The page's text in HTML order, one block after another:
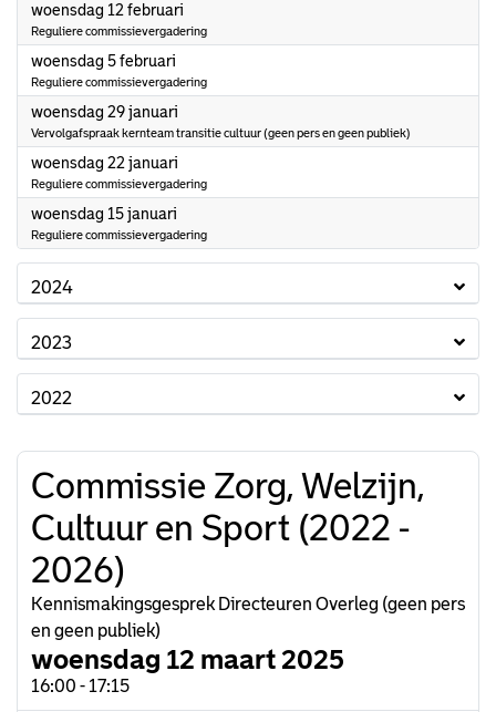
woensdag 12 februari
Reguliere commissievergadering
woensdag 5 februari
Reguliere commissievergadering
woensdag 29 januari
Vervolgafspraak kernteam transitie cultuur (geen pers en geen publiek)
woensdag 22 januari
Reguliere commissievergadering
woensdag 15 januari
Reguliere commissievergadering
2024
2023
2022
Commissie Zorg, Welzijn,
Cultuur en Sport (2022 -
2026)
Kennismakingsgesprek Directeuren Overleg (geen pers
en geen publiek)
woensdag 12 maart 2025
16:00 - 17:15